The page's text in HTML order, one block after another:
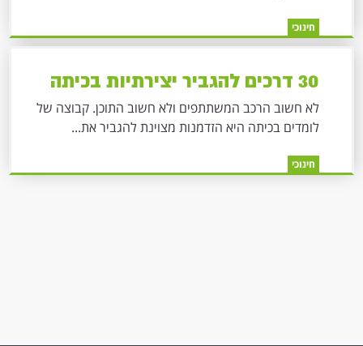
חינוכי
30 דרכים להגביר יצירתיות בכיתה
לא חשוב הרכב המשתתפים ולא חשוב התוכן. קבוצה של
לומדים בכיתה היא הזדמנות מצוינת להגביר את...
חינוכי